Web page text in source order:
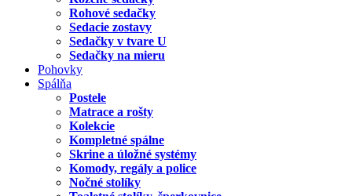
Rohové sedačky
Sedacie zostavy
Sedačky v tvare U
Sedačky na mieru
Pohovky
Spálňa
Postele
Matrace a rošty
Kolekcie
Kompletné spálne
Skrine a úložné systémy
Komody, regály a police
Nočné stolíky